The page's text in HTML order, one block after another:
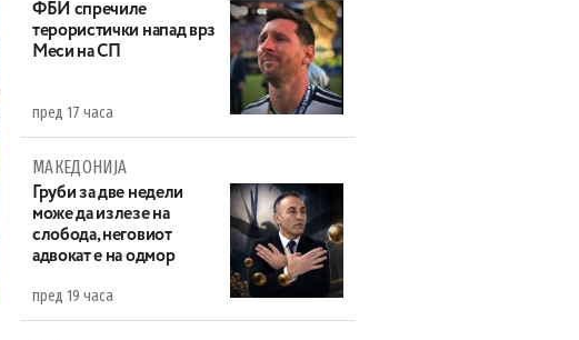
ФБИ спречиле
терористички напад врз
Меси на СП
пред 17 часа
МАКЕДОНИЈА
Груби за две недели
може да излезе на
слобода, неговиот
адвокат е на одмор
пред 19 часа